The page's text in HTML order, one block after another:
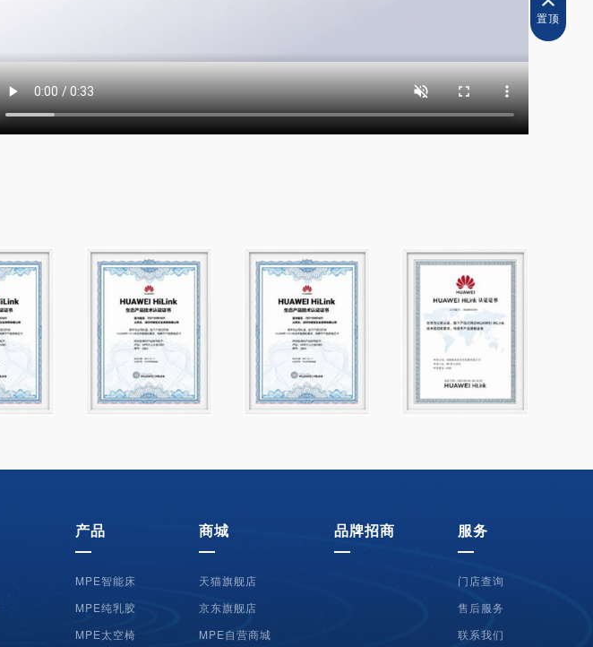
产品
MPE智能床
MPE纯乳胶
MPE太空椅
商城
天猫旗舰店
京东旗舰店
MPE自营商城
品牌招商 服务
门店查询
售后服务
联系我们
置顶